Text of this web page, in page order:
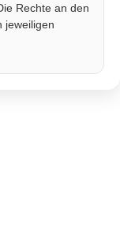
Rechte an den
jeweiligen